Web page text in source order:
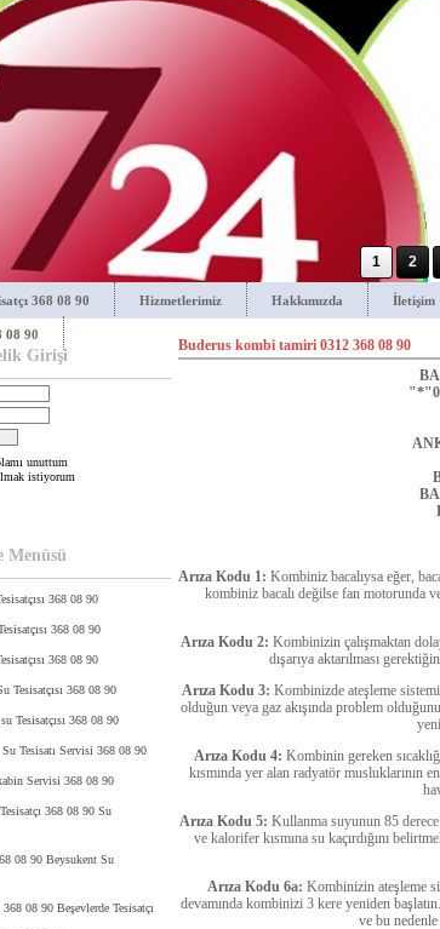
1 2
368 08 90 Hizmetlerimiz Hakkımızda İletişim
08 90
Girişi
unuttum
istiyorum
Menüsü
368 08 90
368 08 90
368 08 90
Tesisatçısı 368 08 90
Tesisatçısı 368 08 90
Tesisatı Servisi 368 08 90
Servisi 368 08 90
368 08 90 Su
08 90 Beysukent Su
368 08 90 Beşevlerde Tesisatçı
Buderus kombi tamiri 0312 368 08 90
Arıza Kodu 1: Kombiniz bacalıysa eğer,
kombiniz bacalı değilse fan motorunda
Arıza Kodu 2: Kombinizin çalışmaktan
dışarıya aktarılması
Arıza Kodu 3: Kombinizde ateşleme
olduğun veya gaz akışında problem
Arıza Kodu 4: Kombinin gereken
kısmında yer alan radyatör musluklarının
Arıza Kodu 5: Kullanma suyunun 85
ve kalorifer kısmına su kaçırdığını
Arıza Kodu 6a: Kombinizin ateşleme
devamında kombinizi 3 kere yeniden
ve bu